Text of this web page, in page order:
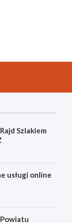
Szlakiem
usługi online